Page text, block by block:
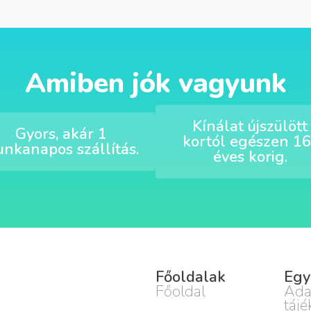
Amiben jók vagyunk
Gyors, akár 1
szállítás.
Kínálat újszülött
kortól egészen
éves korig.
Főoldalak
Főoldal